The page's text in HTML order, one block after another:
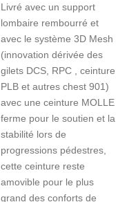
Livré avec un support
lombaire rembourré et
avec le système 3D Mesh
(innovation dérivée des
gilets DCS, RPC , ceinture
PLB et autres chest 901)
avec une ceinture MOLLE
ferme pour le soutien et la
stabilité lors de
progressions pédestres,
cette ceinture reste
amovible pour le plus
grand des conforts de